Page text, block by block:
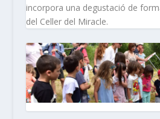
incorpora una degustació de
del Celler del Miracle.